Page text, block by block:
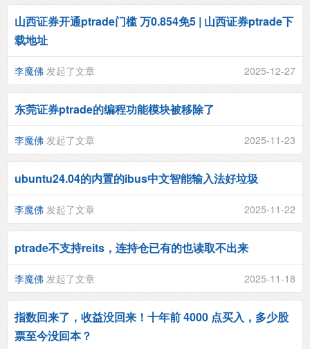
山西证券开通ptrade门槛 万0.854免5 | 山西证券ptrade下
载地址
李魔佛 发起了文章 2025-12-27
东莞证券ptrade的编程功能模块被移除了
李魔佛 发起了文章 2025-11-23
ubuntu24.04的内置的ibus中文智能输入法好垃圾
李魔佛 发起了文章 2025-11-22
ptrade不支持reits，连持仓已有的也读取不出来
李魔佛 发起了文章 2025-11-18
指数回来了，收益没回来！十年前 4000 点买入，多少股
票至今没回本？